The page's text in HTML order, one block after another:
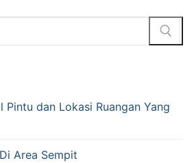
Pintu dan Lokasi Ruangan Yang
Area Sempit